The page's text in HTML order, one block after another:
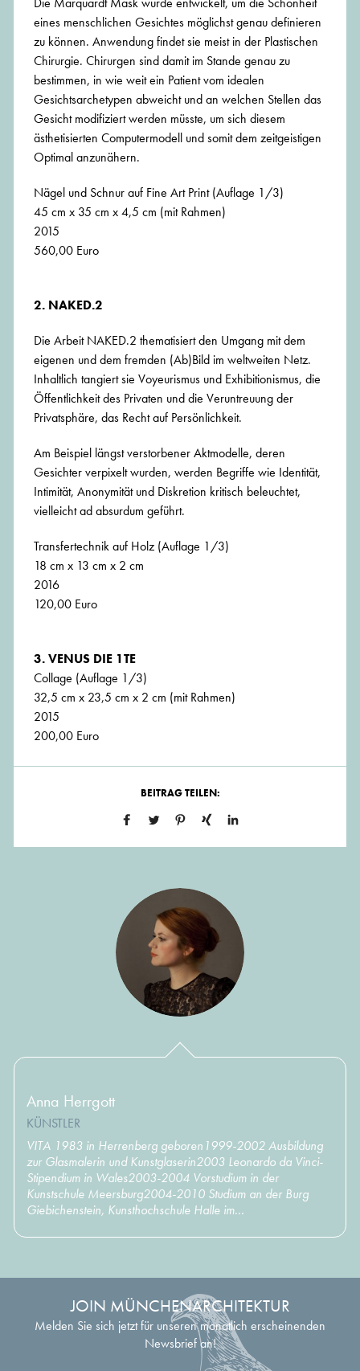
eines menschlichen Gesichtes möglichst genau definieren
zu können. Anwendung findet sie meist in der Plastischen
Chirurgie. Chirurgen sind damit im Stande genau zu
bestimmen, in wie weit ein Patient vom idealen
Gesichtsarchetypen abweicht und an welchen Stellen das
Gesicht modifiziert werden müsste, um sich diesem
ästhetisierten Computermodell und somit dem zeitgeistigen
Optimal anzunähern.
Nägel und Schnur auf Fine Art Print (Auflage 1/3)
45 cm x 35 cm x 4,5 cm (mit Rahmen)
2015
560,00 Euro
2. NAKED.2
Die Arbeit NAKED.2 thematisiert den Umgang mit dem
eigenen und dem fremden (Ab)Bild im weltweiten Netz.
Inhaltlich tangiert sie Voyeurismus und Exhibitionismus, die
Öffentlichkeit des Privaten und die Veruntreuung der
Privatsphäre, das Recht auf Persönlichkeit.
Am Beispiel längst verstorbener Aktmodelle, deren
Gesichter verpixelt wurden, werden Begriffe wie Identität,
Intimität, Anonymität und Diskretion kritisch beleuchtet,
vielleicht ad absurdum geführt.
Transfertechnik auf Holz (Auflage 1/3)
18 cm x 13 cm x 2 cm
2016
120,00 Euro
3. VENUS DIE 1TE
Collage (Auflage 1/3)
32,5 cm x 23,5 cm x 2 cm (mit Rahmen)
2015
200,00 Euro
BEITRAG TEILEN:
Anna Herrgott
KÜNSTLER
VITA 1983 in Herrenberg geboren1999-2002 Ausbildung
zur Glasmalerin und Kunstglaserin2003 Leonardo da Vinci-
Stipendium in Wales2003-2004 Vorstudium in der
Kunstschule Meersburg2004-2010 Studium an der Burg
Giebichenstein, Kunsthochschule Halle im...
JOIN MÜNCHENARCHITEKTUR
Melden Sie sich jetzt für unseren monatlich erscheinenden
Newsbrief an!